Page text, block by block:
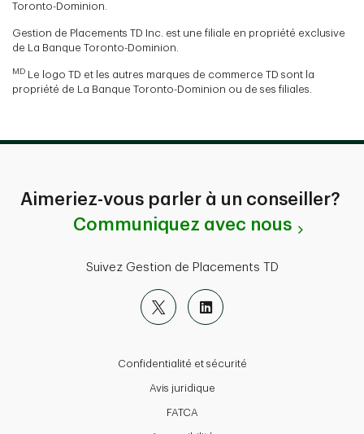
Toronto-Dominion.
Gestion de Placements TD Inc. est une filiale en propriété exclusive
de La Banque Toronto-Dominion.
MD
Le logo TD et les autres marques de commerce TD sont la
propriété de La Banque Toronto-Dominion ou de ses filiales.
Aimeriez-vous parler à un conseiller?
Communiquez avec nous
Suivez Gestion de Placements TD
Confidentialité et sécurité
Avis juridique
FATCA